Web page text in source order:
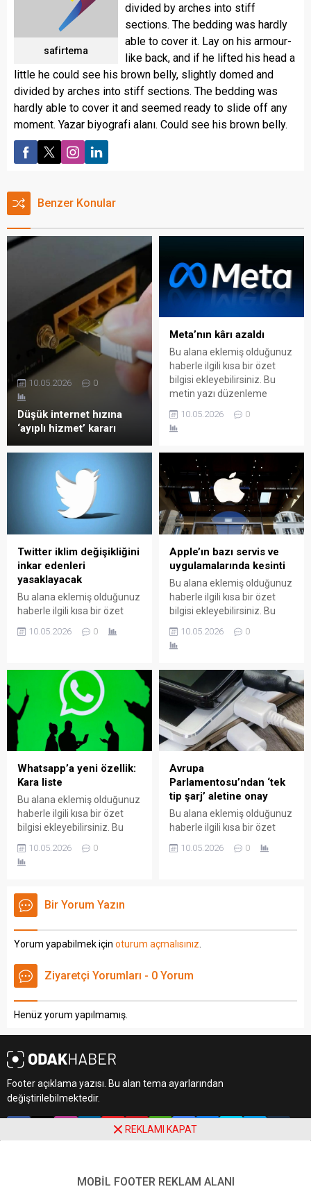
safirtema
divided by arches into stiff
sections. The bedding was hardly
able to cover it. Lay on his armour-
like back, and if he lifted his head a
little he could see his brown belly, slightly domed and
divided by arches into stiff sections. The bedding was
hardly able to cover it and seemed ready to slide off any
moment. Yazar biyografi alanı. Could see his brown belly.
Benzer Konular
Düşük internet hızına
‘ayıplı hizmet’ kararı
10.05.2026 0
Meta’nın kârı azaldı
Bu alana eklemiş olduğunuz
haberle ilgili kısa bir özet
bilgisi ekleyebilirsiniz. Bu
metin yazı düzenleme
bölümünden eklenebilir.
Özet eklenmişse başlık
şekilde gösterilir,
eklenmemişse bu alan boş
kalır.
10.05.2026 0
Twitter iklim değişikliğini
inkar edenleri
yasaklayacak
Bu alana eklemiş olduğunuz
haberle ilgili kısa bir özet
metin yazı düzenleme
Özet eklenmişse başlık
altında kalın olarak bu
şekilde gösterilir,
eklenmemişse bu alan boş
kalır.
10.05.2026 0
Apple’ın bazı servis ve
uygulamalarında kesinti
Bu alana eklemiş olduğunuz
haberle ilgili kısa bir özet
bilgisi ekleyebilirsiniz. Bu
sayfasında "Özet"
bölümünden eklenebilir.
altında kalın olarak bu
şekilde gösterilir,
eklenmemişse bu alan boş
kalır.
10.05.2026 0
Whatsapp’a yeni özellik:
Kara liste
Bu alana eklemiş olduğunuz
haberle ilgili kısa bir özet
bilgisi ekleyebilirsiniz. Bu
metin yazı düzenleme
sayfasında "Özet"
bölümünden eklenebilir.
altında kalın olarak bu
şekilde gösterilir,
kalır.
10.05.2026 0
Avrupa
Parlamentosu’ndan ‘tek
tip şarj’ aletine onay
Bu alana eklemiş olduğunuz
haberle ilgili kısa bir özet
bilgisi ekleyebilirsiniz. Bu
metin yazı düzenleme
eklenmemişse bu alan boş
10.05.2026 0
Bir Yorum Yazın
Yorum yapabilmek için oturum açmalısınız.
Ziyaretçi Yorumları - 0 Yorum
Henüz yorum yapılmamış.
Footer açıklama yazısı. Bu alan tema ayarlarından
değiştirilebilmektedir.
REKLAMI KAPAT
MOBİL FOOTER REKLAM ALANI